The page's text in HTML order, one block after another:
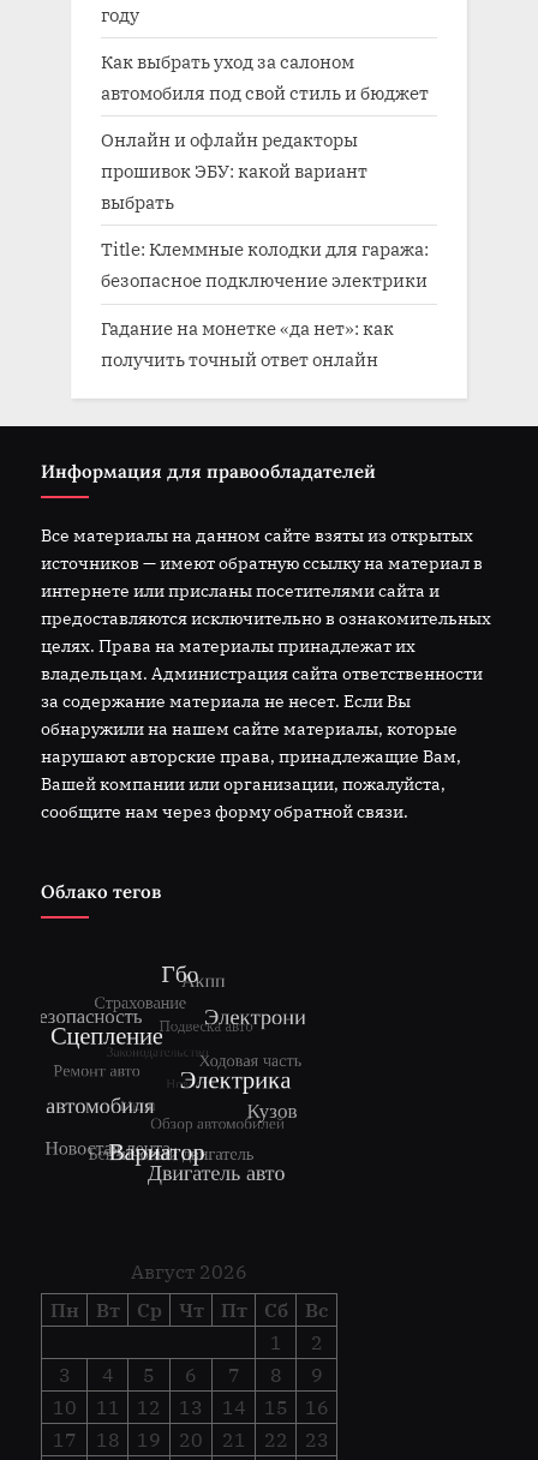
году
Как выбрать уход за салоном
автомобиля под свой стиль и бюджет
Онлайн и офлайн редакторы
прошивок ЭБУ: какой вариант
выбрать
Title: Клеммные колодки для гаража:
безопасное подключение электрики
Гадание на монетке «да нет»: как
получить точный ответ онлайн
Информация для правообладателей
Все материалы на данном сайте взяты из открытых
источников — имеют обратную ссылку на материал в
интернете или присланы посетителями сайта и
предоставляются исключительно в ознакомительных
целях. Права на материалы принадлежат их
владельцам. Администрация сайта ответственности
за содержание материала не несет. Если Вы
обнаружили на нашем сайте материалы, которые
нарушают авторские права, принадлежащие Вам,
Вашей компании или организации, пожалуйста,
сообщите нам через форму обратной связи.
Облако тегов
Август 2026
Пн
Вт Ср Чт Пт Сб
Вс
1
2
3
4 5 6 7 8
9
10
11 12 13 14 15
16
17
18 19 20 21 22
23